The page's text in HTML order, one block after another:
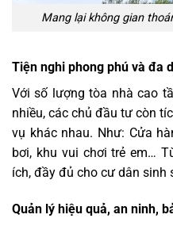
Mang lại không gian
Tiện nghi phong phú và đa
Với số lượng tòa nhà cao
nhiều, các chủ đầu tư còn
vụ khác nhau. Như: Cửa
bơi, khu vui chơi trẻ em…
ích, đầy đủ cho cư dân sinh
Quản lý hiệu quả, an ninh,